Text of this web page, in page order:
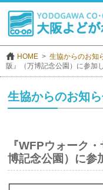
HOME 生協からのお知
阪』（万博記念公園）に参
生協からのお知
『WFPウォーク
博記念公園）に